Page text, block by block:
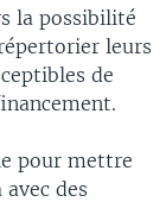
la possibilité
leurs
de
pour mettre
des